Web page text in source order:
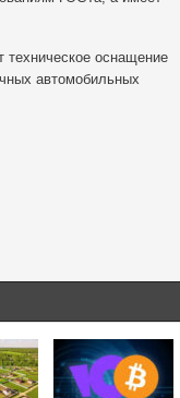
техническое оснащение
автомобильных